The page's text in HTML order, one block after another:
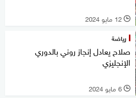
l 12 مايو 2024
رياضة
صلاح يعادل إنجاز روني بالدوري
الإنجليزي
l 6 مايو 2024